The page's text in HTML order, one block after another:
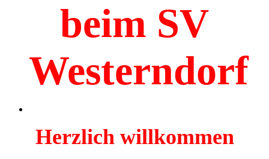
beim SV
Westerndorf
Herzlich willkommen